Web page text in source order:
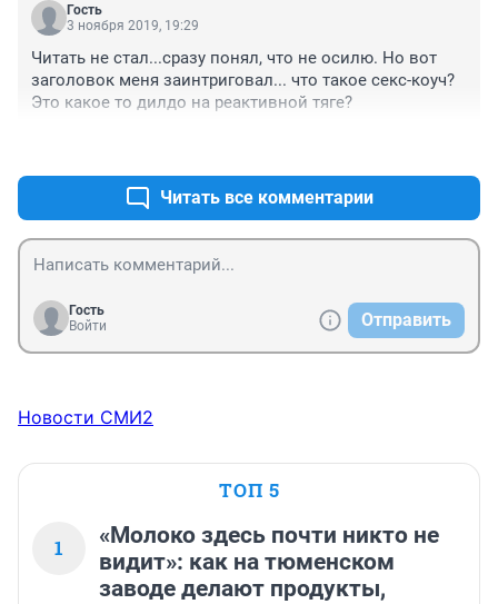
Гость
3 ноября 2019, 19:29
Читать не стал...сразу понял, что не осилю. Но вот
заголовок меня заинтриговал... что такое секс-коуч?
Это какое то дилдо на реактивной тяге?
Читать все комментарии
Гость
Войти
Отправить
Новости СМИ2
ТОП 5
1
«Молоко здесь почти никто не
видит»: как на тюменском
заводе делают продукты,